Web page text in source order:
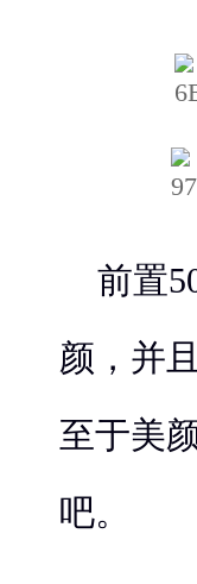
前置
颜，并
至于美
吧。